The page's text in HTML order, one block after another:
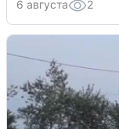
6 августа 2